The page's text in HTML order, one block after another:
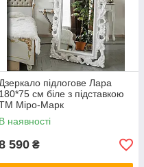
Дзеркало підлогове Лара
180*75 см біле з підставкою
Міро-Марк
В наявності
590 ₴